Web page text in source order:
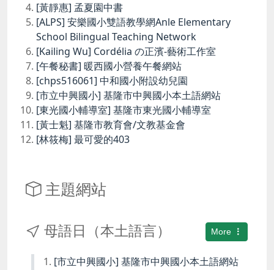
[黃靜惠] 孟夏園中書
[ALPS] 安樂國小雙語教學網Anle Elementary
School Bilingual Teaching Network
[Kailing Wu] Cordélia の正濱-藝術工作室
[午餐秘書] 暖西國小營養午餐網站
[chps516061] 中和國小附設幼兒園
[市立中興國小] 基隆市中興國小本土語網站
[東光國小輔導室] 基隆市東光國小輔導室
[黃士魁] 基隆市教育會/文教基金會
[林筱梅] 最可愛的403
主題網站
More
母語日（本土語言）
[市立中興國小] 基隆市中興國小本土語網站